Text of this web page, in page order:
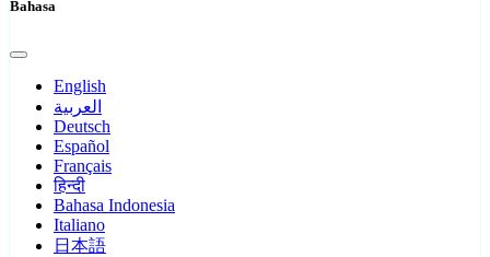
Bahasa
English
العربية
Deutsch
Español
Français
हिन्दी
Bahasa Indonesia
Italiano
日本語